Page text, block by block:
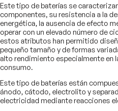
Este tipo de baterías se
componentes, su resistencia a la
energética, la ausencia de efecto
operar con un elevado número de
estos atributos han permitido
pequeño tamaño y de formas
alto rendimiento especialmente en
consumo.
Este tipo de baterías están
ánodo, cátodo, electrolito y
electricidad mediante reacciones